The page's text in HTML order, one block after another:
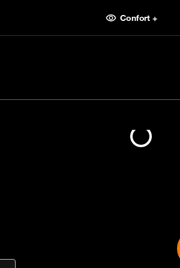
Confort +
Já sou cliente, então